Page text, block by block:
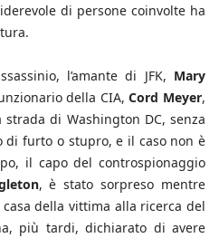
di persone coinvolte ha
l’amante di JFK, Mary
della CIA,Cord Meyer,
di Washington DC, senza
di furto o stupro, e il caso non è
il capo del controspionaggio
, è stato sorpreso mentre
della vittima alla ricerca del
più tardi, dichiarato di avere